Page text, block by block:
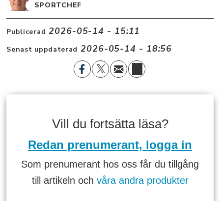
SPORTCHEF
Publicerad 2026-05-14 - 15:11
Senast uppdaterad 2026-05-14 - 18:56
Vill du fortsätta läsa?
Redan prenumerant, logga in
Som prenumerant hos oss får du tillgång
till artikeln och våra andra produkter